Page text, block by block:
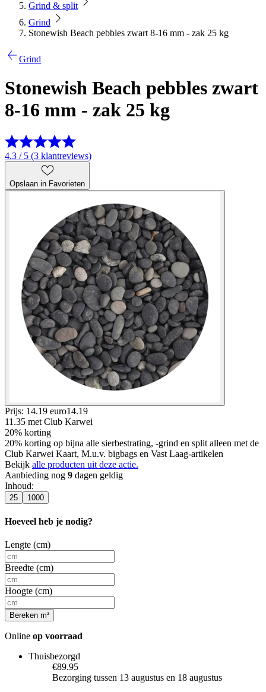
Grind & split
Grind
Stonewish Beach pebbles zwart 8-16 mm - zak 25 kg
Grind
Stonewish Beach pebbles zwart
8-16 mm - zak 25 kg
4.3 / 5 (3 klantreviews)
Opslaan in Favorieten
Prijs: 14.19 euro14.19
11.35 met Club Karwei
20% korting
20% korting op bijna alle sierbestrating, -grind en split alleen met de
Club Karwei Kaart, M.u.v. bigbags en Vast Laag-artikelen
Bekijk alle producten uit deze actie.
Aanbieding nog 9 dagen geldig
Inhoud:
25 1000
Hoeveel heb je nodig?
Lengte (cm)
Breedte (cm)
Hoogte (cm)
Bereken m³
Online op voorraad
Thuisbezorgd
€89.95
Bezorging tussen 13 augustus en 18 augustus